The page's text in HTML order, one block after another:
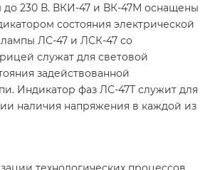
до 230 В. ВКИ-47 и ВК-47М оснащены
состояния электрической
ЛС-47 и ЛСК-47 со
служат для световой
задействованной
Индикатор фаз ЛС-47Т служит для
наличия напряжения в каждой из